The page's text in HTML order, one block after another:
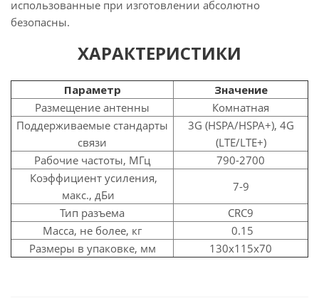
использованные при изготовлении абсолютно
безопасны.
ХАРАКТЕРИСТИКИ
Параметр
Значение
Размещение антенны
Комнатная
Поддерживаемые стандарты
связи
3G (HSPA/HSPA+), 4G
(LTE/LTE+)
Рабочие частоты, МГц
790-2700
Коэффициент усиления,
макс., дБи
7-9
Тип разъема
CRC9
Масса, не более, кг
0.15
Размеры в упаковке, мм
130x115x70